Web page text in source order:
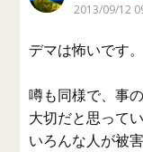
2013/09/12
デマは怖いです。
噂も同様で、事
大切だと思ってい
いろんな人が被